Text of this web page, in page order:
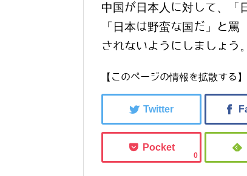
中国が日本人に対して、「
「日本は野蛮な国だ」と
されないようにしましょう。
【このページの情報を拡散する】
0